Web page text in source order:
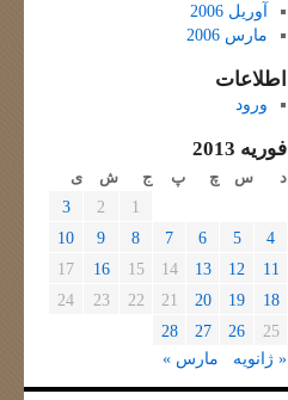
آوریل 2006
مارس 2006
اطلاعات
ورود
فوریه 2013
د س چ پ ج ش ی
1
2
3
4
5
6
7
8
9
10
11
12
13
14
15
16
17
18
19
20
21
22
23
24
25
26
27
28
« ژانویه
مارس »